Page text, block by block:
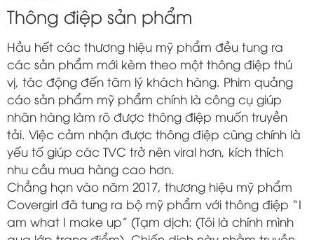
Thông điệp sản phẩm
Hầu hết các thương hiệu mỹ phẩm đều tung ra
các sản phẩm mới kèm theo một thông điệp thú
vị, tác động đến tâm lý khách hàng. Phim quảng
cáo sản phẩm mỹ phẩm chính là công cụ giúp
nhãn hàng làm rõ được thông điệp muốn truyền
tải. Việc cảm nhận được thông điệp cũng chính là
yếu tố giúp các TVC trở nên viral hơn, kích thích
nhu cầu mua hàng cao hơn.
Chẳng hạn vào năm 2017, thương hiệu mỹ phẩm
Covergirl đã tung ra bộ mỹ phẩm với thông điệp “I
am what I make up” (Tạm dịch: (Tôi là chính mình